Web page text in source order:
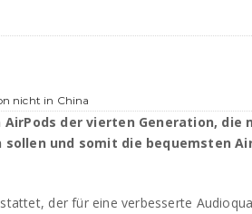
nicht in China
der vierten Generation, die
und somit die bequemsten
der für eine verbesserte